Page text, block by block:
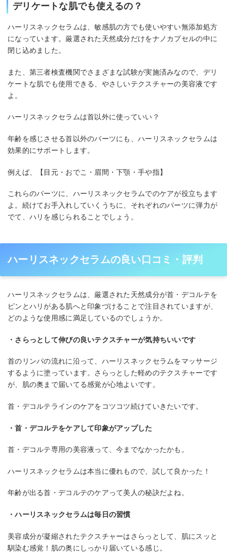
デリケートな肌でも使えるの？
ハーリスネックセラムは、敏感肌の方でも使いやすい無添加処方
になっています。厳選された天然成分だけをナノカプセルの中に
閉じ込めました。
また、第三者検査機関でさまざまな試験が実施済みなので、デリ
ケートな肌でも使用できる、やさしいテクスチャーの美容液です
よ。
ハーリスネックセラムは首以外に使っていい？
年齢を感じさせる首以外のパーツにも、ハーリスネックセラムは
効果的にサポートします。
例えば、【目元・おでこ・眉間・下顎・手や指】
これらのパーツに、ハーリスネックセラムでのケアが役立ちます
よ。続けてお手入れしていくうちに、それぞれのパーツに弾力が
でて、ハリを感じられることでしょう。
ハーリスネックセラムの良い口コミ・評判
ハーリスネックセラムは、厳選された天然成分が首・デコルテを
ピンとハリがある肌へと印象づけることで注目されていますが、
どのような使用感に満足しているのでしょうか。
・さらっとして伸びの良いテクスチャーが気持ちいいです
首のリンパの流れに沿って、ハーリスネックセラムをマッサージ
するように塗っています。さらっとした軽めのテクスチャーです
が、肌の奥まで届いてる感覚が心地よいです。
首・デコルテラインのケアをコツコツ続けていきたいです。
・首・デコルテをケアして印象がアップした
首・デコルテ専用の美容液って、今までなかったかも。
ハーリスネックセラムは本当に優れもので、試して良かった！
年齢が出る首・デコルテのケアって美人の秘訣だよね。
・ハーリスネックセラムは毎日の習慣
美容成分が凝縮されたテクスチャーはさらっとして、肌にスッと
馴染む感覚！肌の奥にしっかり届いている感じ。